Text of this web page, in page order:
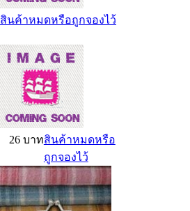
สินค้าหมดหรือถูกจองไว้
26 บาทสินค้าหมดหรือ
ถูกจองไว้